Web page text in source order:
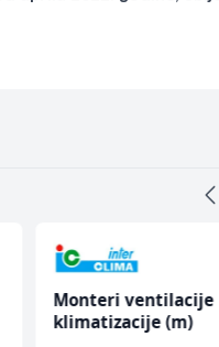
Monteri ventilacije
klimatizacije (m)